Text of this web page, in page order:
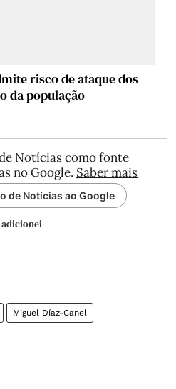
risco de ataque dos
da população
Notícias como fonte
no Google. Saber mais
de Notícias ao Google
adicionei
Miguel Díaz-Canel